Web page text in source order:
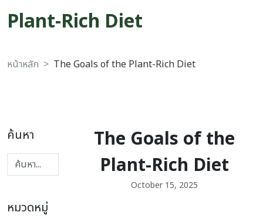
Plant-Rich Diet
หน้าหลัก The Goals of the Plant-Rich Diet
ค้นหา
หมวดหมู่
The Goals of the
Plant-Rich Diet
October 15, 2025